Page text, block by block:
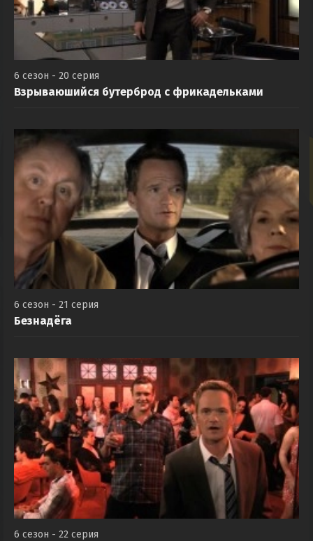
6 сезон - 20 серия
Взрываюшийся бутерброд с фрикадельками
6 сезон - 21 серия
Безнадёга
6 сезон - 22 серия